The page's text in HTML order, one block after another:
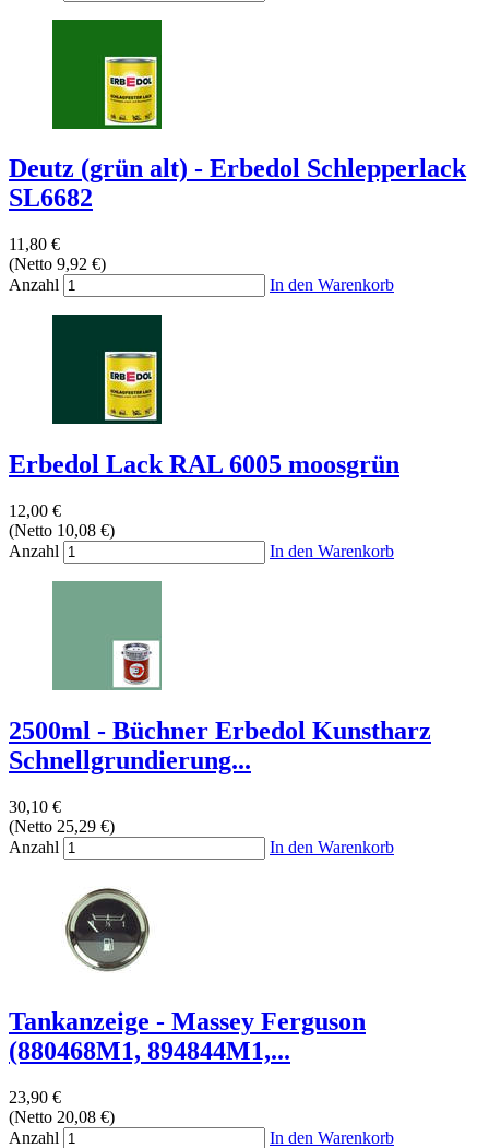
Deutz (grün alt) - Erbedol Schlepperlack
SL6682
11,80 €
(Netto 9,92 €)
Anzahl
In den Warenkorb
Erbedol Lack RAL 6005 moosgrün
12,00 €
(Netto 10,08 €)
Anzahl
In den Warenkorb
2500ml - Büchner Erbedol Kunstharz
Schnellgrundierung...
30,10 €
(Netto 25,29 €)
Anzahl
In den Warenkorb
Tankanzeige - Massey Ferguson
(880468M1, 894844M1,...
23,90 €
(Netto 20,08 €)
Anzahl
In den Warenkorb